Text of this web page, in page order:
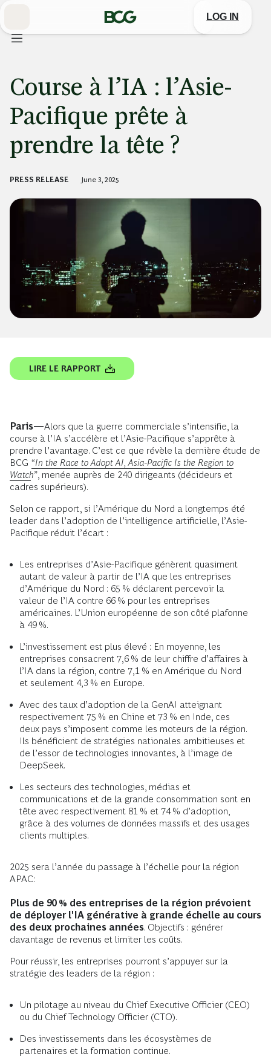
Main
LOG IN
Course à l’IA : l’Asie-
Pacifique prête à
prendre la tête ?
PRESS RELEASE June 3, 2025
LIRE LE RAPPORT
Paris—Alors que la guerre commerciale s’intensifie, la
course à l’IA s’accélère et l’Asie-Pacifique s’apprête à
prendre l’avantage. C’est ce que révèle la dernière étude de
BCG “In the Race to Adopt AI, Asia-Pacific Is the Region to
Watch” , menée auprès de 240 dirigeants (décideurs et
cadres supérieurs).
Selon ce rapport, si l’Amérique du Nord a longtemps été
leader dans l’adoption de l’intelligence artificielle, l’Asie-
Pacifique réduit l’écart :
Les entreprises d’Asie-Pacifique génèrent quasiment
autant de valeur à partir de l’IA que les entreprises
d’Amérique du Nord : 65 % déclarent percevoir la
valeur de l’IA contre 66 % pour les entreprises
américaines. L’Union européenne de son côté plafonne
à 49 %.
L’investissement est plus élevé : En moyenne, les
entreprises consacrent 7,6 % de leur chiffre d’affaires à
l’IA dans la région, contre 7,1 % en Amérique du Nord
et seulement 4,3 % en Europe.
Avec des taux d’adoption de la GenAI atteignant
respectivement 75 % en Chine et 73 % en Inde, ces
deux pays s’imposent comme les moteurs de la région.
Ils bénéficient de stratégies nationales ambitieuses et
de l’essor de technologies innovantes, à l’image de
DeepSeek.
Les secteurs des technologies, médias et
communications et de la grande consommation sont en
tête avec respectivement 81 % et 74 % d’adoption,
grâce à des volumes de données massifs et des usages
clients multiples.
2025 sera l’année du passage à l’échelle pour la région
APAC:
Plus de 90 % des entreprises de la région prévoient
de déployer l'IA générative à grande échelle au cours
des deux prochaines années. Objectifs : générer
davantage de revenus et limiter les coûts.
Pour réussir, les entreprises pourront s’appuyer sur la
stratégie des leaders de la région :
Un pilotage au niveau du Chief Executive Officier (CEO)
ou du Chief Technology Officier (CTO).
Des investissements dans les écosystèmes de
partenaires et la formation continue.